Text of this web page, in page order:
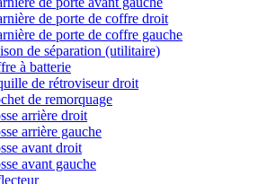
de porte de coffre droit
de porte de coffre gauche
de séparation (utilitaire)
à batterie
de rétroviseur droit
de remorquage
arrière droit
arrière gauche
avant droit
avant gauche